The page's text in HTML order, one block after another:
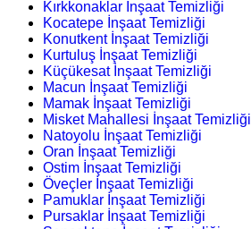
Kırkkonaklar İnşaat Temizliği
Kocatepe İnşaat Temizliği
Konutkent İnşaat Temizliği
Kurtuluş İnşaat Temizliği
Küçükesat İnşaat Temizliği
Macun İnşaat Temizliği
Mamak İnşaat Temizliği
Misket Mahallesi İnşaat Temizliği
Natoyolu İnşaat Temizliği
Oran İnşaat Temizliği
Ostim İnşaat Temizliği
Öveçler İnşaat Temizliği
Pamuklar İnşaat Temizliği
Pursaklar İnşaat Temizliği